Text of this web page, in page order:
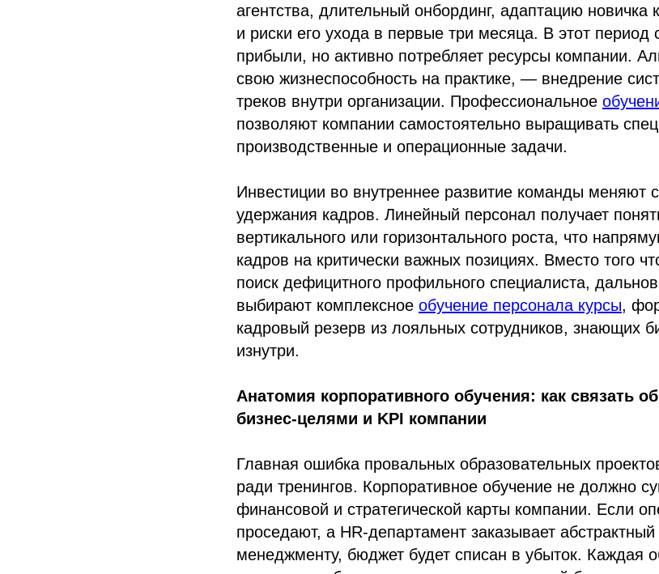
агентства, длительный онбординг, адаптацию новичка
и риски его ухода в первые три месяца. В этот период
прибыли, но активно потребляет ресурсы компании.
свою жизнеспособность на практике, — внедрение
треков внутри организации. Профессиональное
позволяют компании самостоятельно выращивать
производственные и операционные задачи.
Инвестиции во внутреннее развитие команды меняют
удержания кадров. Линейный персонал получает
вертикального или горизонтального роста, что
кадров на критически важных позициях. Вместо того
поиск дефицитного профильного специалиста,
выбирают комплексное обучение персонала курсы,
кадровый резерв из лояльных сотрудников, знающих
изнутри.
Анатомия корпоративного обучения: как связать
бизнес-целями и KPI компании
Главная ошибка провальных образовательных
ради тренингов. Корпоративное обучение не должно
финансовой и стратегической карты компании. Если
проседают, а HR-департамент заказывает
менеджменту, бюджет будет списан в убыток. Каждая